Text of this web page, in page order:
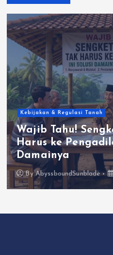
Kebijakan & Regulasi Tanah
Wajib Tahu!
Harus ke
Damainya
ByAbyssboundSunblade